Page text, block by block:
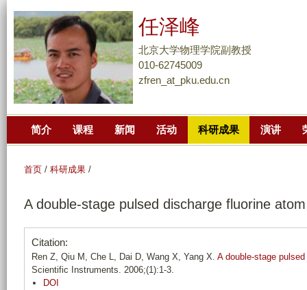
主
分
任泽峰
北京大学物理学院副教授
010-62745009
zfren_at_pku.edu.cn
简介 课程 新闻 活动 科研成果 演讲
首页 / 科研成果 /
A double-stage pulsed discharge fluorine
Citation:
Ren Z, Qiu M, Che L, Dai D, Wang X, Yang X. A double-stage
Scientific Instruments. 2006;(1):1-3.
DOI